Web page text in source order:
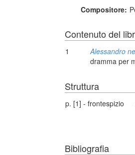
Compositore:
Contenuto del
1
Alessandro
dramma per
Struttura
p. [1] - frontespizio
Bibliografia